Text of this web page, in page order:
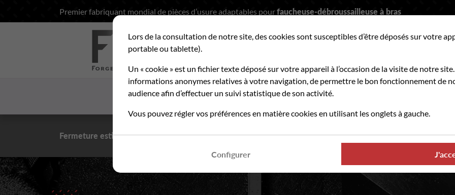
Premier fabriquant mondial de pièces d’usure adaptables pourfaucheuse-débroussailleuse à bras
Rechercher
ACCUEIL LA SOCIETE PIÈCES D'USURE OÙ TROUVER NOS PRODUITS
Fermeture estivale du 10 au 21 août 2026- Permanence téléphonique et administrative assurée durant tout
Lors de la consultation de notre site, des cookies sont susceptibles d’être déposés sur votre
portable ou tablette).
Un « cookie » est un fichier texte déposé sur votre appareil à l’occasion de la visite de notre
informations anonymes relatives à votre navigation, de permettre le bon fonctionnement de
audience afin d’effectuer un suivi statistique de son activité.
Vous pouvez régler vos préférences en matière cookies en utilisant les onglets à gauche.
Configurer